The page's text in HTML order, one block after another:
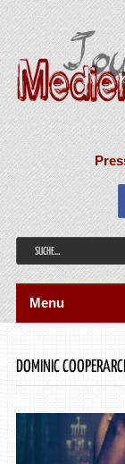
Menu
DOMINIC